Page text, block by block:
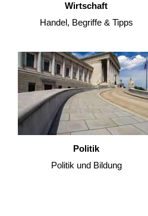
Wirtschaft
Handel, Begriffe & Tipps
Politik
Politik und Bildung